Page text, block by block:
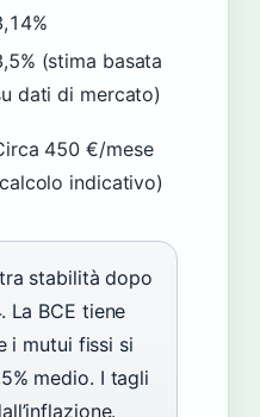
(stima basata
dati di mercato)
450 €/mese
indicativo)
stabilità dopo
La BCE tiene
i mutui fissi si
medio. I tagli